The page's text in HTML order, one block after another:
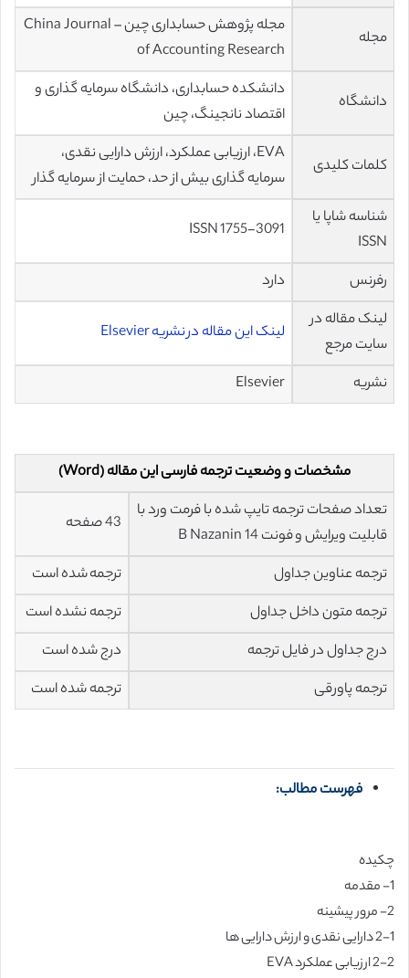
مجله
مجله پژوهش حسابداری چین – China Journal
of Accounting Research
دانشگاه
دانشکده حسابداری، دانشگاه سرمایه گذاری و
اقتصاد نانجینگ، چین
کلمات کلیدی
EVA، ارزیابی عملکرد، ارزش دارایی نقدی،
سرمایه گذاری بیش از حد، حمایت از سرمایه گذار
شناسه شاپا یا
ISSN
ISSN 1755-3091
رفرنس
دارد
لینک مقاله در
سایت مرجع
لینک این مقاله در نشریه Elsevier
نشریه Elsevier
مشخصات و وضعیت ترجمه فارسی این مقاله (Word)
تعداد صفحات ترجمه تایپ شده با فرمت ورد با
قابلیت ویرایش و فونت 14 B Nazanin
43 صفحه
ترجمه عناوین جداول
ترجمه شده است
ترجمه متون داخل جداول
ترجمه نشده است
درج جداول در فایل ترجمه
درج شده است
ترجمه پاورقی
ترجمه شده است
فهرست مطالب:
چکیده
1- مقدمه
2- مرور پیشینه
2-1 دارایی نقدی و ارزش دارایی ها
2-2 ارزیابی عملکرد EVA